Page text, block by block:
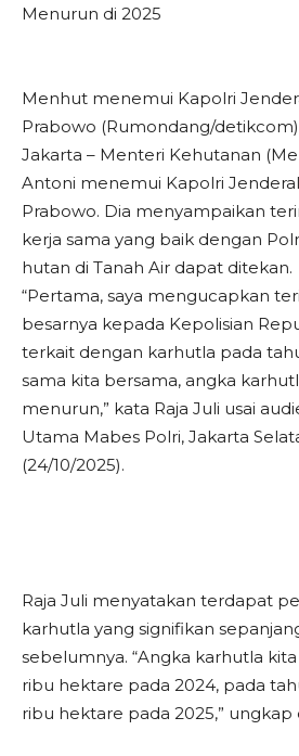
Menurun di 2025
Menhut menemui Kapolri
Prabowo (Rumondang/detikcom)
Jakarta – Menteri Kehutanan
Antoni menemui Kapolri Jenderal
Prabowo. Dia menyampaikan
kerja sama yang baik dengan
hutan di Tanah Air dapat ditekan.
“Pertama, saya mengucapkan
besarnya kepada Kepolisian
terkait dengan karhutla pada
sama kita bersama, angka
menurun,” kata Raja Juli usai
Utama Mabes Polri, Jakarta
(24/10/2025).
Raja Juli menyatakan terdapat
karhutla yang signifikan
sebelumnya. “Angka karhutla
ribu hektare pada 2024, pada
ribu hektare pada 2025,” ungkap